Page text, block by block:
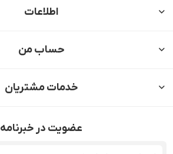
اطلاعات
حساب من
خدمات مشتریان
عضویت در خبرنامه